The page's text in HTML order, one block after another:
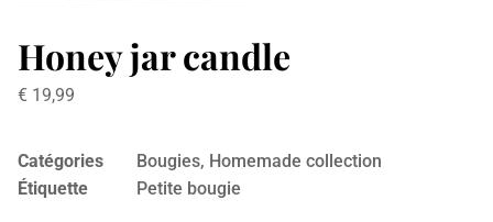
Honey jar candle
€ 19,99
Catégories Bougies, Homemade collection
Étiquette
Petite bougie